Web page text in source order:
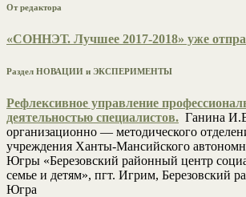
От редактора
«СОННЭТ. Лучшее 2017-2018» уже
Раздел НОВАЦИИ и ЭКСПЕРИМЕНТЫ
Рефлексивное управление
деятельностью специалистов. Ганина
организационно — методического
учреждения Ханты-Мансийского
Югры «Березовский районный центр
семье и детям», пгт. Игрим,
Югра